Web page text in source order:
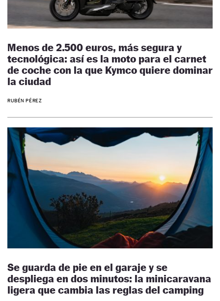
Menos de 2.500 euros, más segura y
tecnológica: así es la moto para el carnet
de coche con la que Kymco quiere dominar
la ciudad
RUBÉN PÉREZ
Se guarda de pie en el garaje y se
despliega en dos minutos: la minicaravana
ligera que cambia las reglas del camping